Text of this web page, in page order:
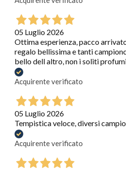
05 Luglio 2026
Ottima esperienza, pacco
regalo bellissima e tanti
bello dell altro, non i soliti
Acquirente verificato
05 Luglio 2026
Tempistica veloce, diversi
Acquirente verificato